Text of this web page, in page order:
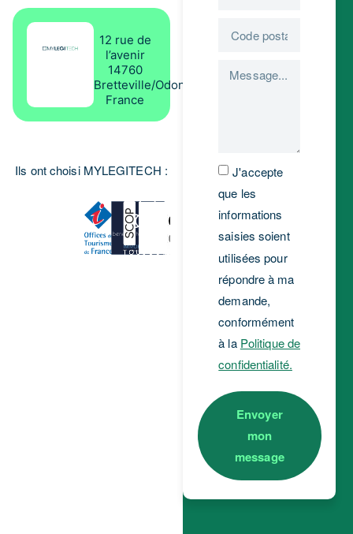
12 rue de
l’avenir
14760
Bretteville/Odon
France
Ils ont choisi MYLEGITECH :
J'accepte
que les
informations
saisies soient
utilisées pour
répondre à ma
demande,
conformément
à la Politique de
confidentialité.
Envoyer
mon
message